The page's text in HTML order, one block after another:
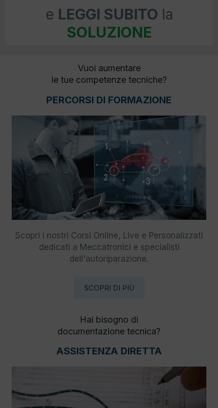
e LEGGI SUBITO la
SOLUZIONE
Vuoi aumentare
le tue competenze tecniche?
PERCORSI DI FORMAZIONE
Scopri i nostri Corsi Online, Live e Personalizzati
dedicati a Meccatronici e specialisti
dell'autoriparazione.
SCOPRI DI PIÙ
Hai bisogno di
documentazione tecnica?
ASSISTENZA DIRETTA